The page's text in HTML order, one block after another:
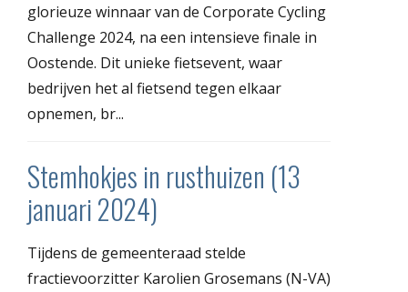
glorieuze winnaar van de Corporate Cycling
Challenge 2024, na een intensieve finale in
Oostende. Dit unieke fietsevent, waar
bedrijven het al fietsend tegen elkaar
opnemen, br...
Stemhokjes in rusthuizen (13
januari 2024)
Tijdens de gemeenteraad stelde
fractievoorzitter Karolien Grosemans (N-VA)